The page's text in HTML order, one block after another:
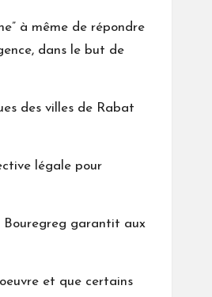
à même de répondre
dans le but de
des villes de Rabat
légale pour
Bouregreg garantit aux
et que certains